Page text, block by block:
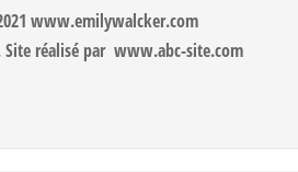
www.emilywalcker.com
Site réalisé par www.abc-site.com